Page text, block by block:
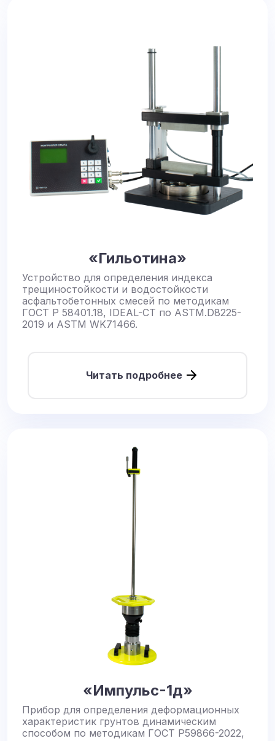
«Гильотина»
Устройство для определения индекса
трещиностойкости и водостойкости
асфальтобетонных смесей по методикам
ГОСТ Р 58401.18, IDEAL-CT по ASTM.D8225-
2019 и ASTM WK71466.
Читать подробнее
«Импульс-1д»
Прибор для определения деформационных
характеристик грунтов динамическим
способом по методикам ГОСТ Р59866-2022,